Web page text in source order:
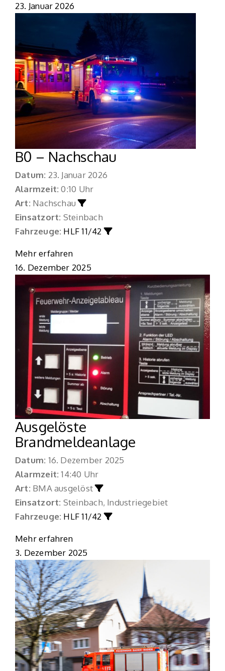
23. Januar 2026
B0 – Nachschau
Datum: 23. Januar 2026
Alarmzeit:0:10 Uhr
Art:Nachschau
Einsatzort: Steinbach
Fahrzeuge: HLF 11/42
Mehr erfahren
16. Dezember 2025
Ausgelöste
Brandmeldeanlage
Datum: 16. Dezember 2025
Alarmzeit:14:40 Uhr
Art:BMA ausgelöst
Einsatzort: Steinbach, Industriegebiet
Fahrzeuge: HLF 11/42
Mehr erfahren
3. Dezember 2025